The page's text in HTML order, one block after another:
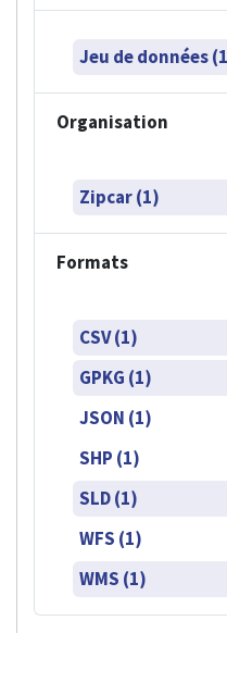
Jeu de données
Organisation
Zipcar (1)
Formats
CSV (1)
GPKG (1)
JSON (1)
SHP (1)
SLD (1)
WFS (1)
WMS (1)